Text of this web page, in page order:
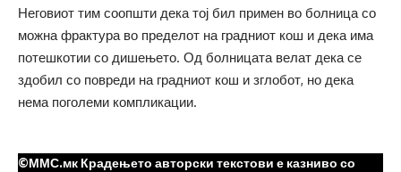
Неговиот тим соопшти дека тој бил примен во болница со
можна фрактура во пределот на градниот кош и дека има
потешкотии со дишењето. Од болницата велат дека се
здобил со повреди на градниот кош и зглобот, но дека
нема поголеми компликации.
©ММС.мк Крадењето авторски текстови е казниво со